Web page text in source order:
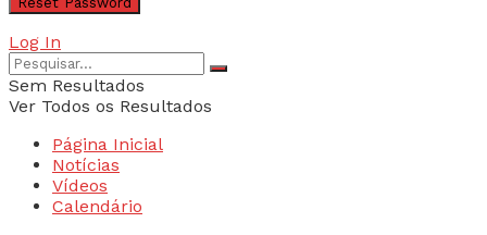
Log In
Sem Resultados
Ver Todos os Resultados
Página Inicial
Notícias
Vídeos
Calendário